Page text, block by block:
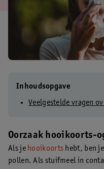
Inhoudsopgave
Veelgestelde vragen
Oorzaak hooikoorts-
Als je hooikoorts hebt, ben
pollen. Als stuifmeel in